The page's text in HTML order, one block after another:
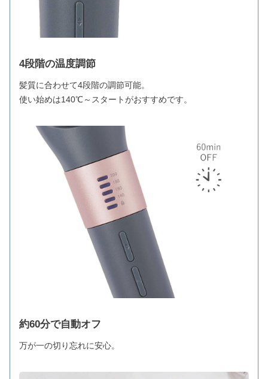
4段階の温度調節
髪質に合わせて4段階の調節可能。
使い始めは140℃～スタートがおすすめです。
約60分で自動オフ
万が一の切り忘れに安心。